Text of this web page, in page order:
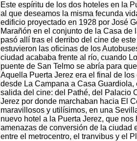
Este espíritu de los dos hoteles en la
al que deseamos la misma fecunda
edificio proyectado en 1928 por José
Marañón en el conjunto de la Casa
pasó allí tras el derribo del cine de
estuvieron las oficinas de los
ciudad acababa frente al río, cuando
puente de San Telmo se abría para
Aquella Puerta Jerez era el final de
desde La Campana a Casa
salida del cine: del Pathé, del Palacio
Jerez por donde marchaban hacia El
maravillosos y utilísimos, en una
nuevo hotel a la Puerta Jerez, que
amenazas de conversión de la ciudad
entre el metrocentro, el tranvibus y el